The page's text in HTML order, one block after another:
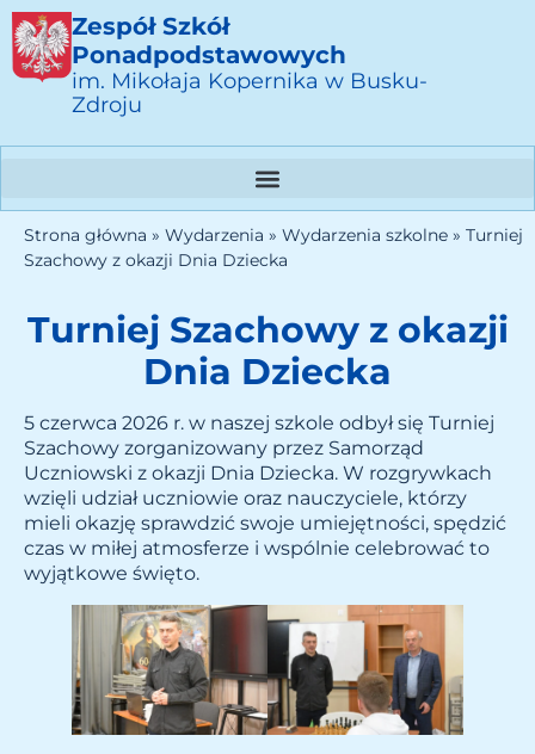
Zespół Szkół
Ponadpodstawowych
im. Mikołaja Kopernika w Busku-
Zdroju
Strona główna » Wydarzenia » Wydarzenia szkolne » Turniej
Szachowy z okazji Dnia Dziecka
Turniej Szachowy z okazji
Dnia Dziecka
5 czerwca 2026 r. w naszej szkole odbył się Turniej
Szachowy zorganizowany przez Samorząd
Uczniowski z okazji Dnia Dziecka. W rozgrywkach
wzięli udział uczniowie oraz nauczyciele, którzy
mieli okazję sprawdzić swoje umiejętności, spędzić
czas w miłej atmosferze i wspólnie celebrować to
wyjątkowe święto.